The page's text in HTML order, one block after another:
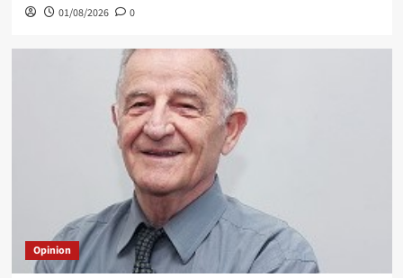
01/08/2026 0
Opinion